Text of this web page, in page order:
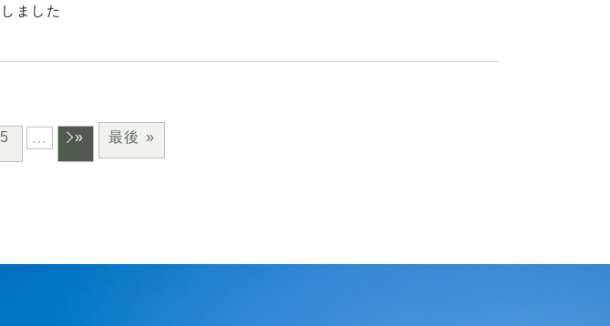
ました
5 ... » 最後 »